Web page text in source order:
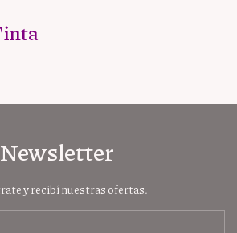
Newsletter
y recibí nuestras ofertas.